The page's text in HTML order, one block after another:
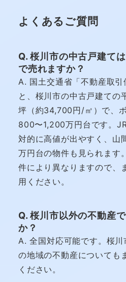
よくあるご質問
Q. 桜川市の中古戸建て
で売れますか？
A. 国土交通省「不動産取引
と、桜川市の中古戸建ての
坪（約34,700円/㎡）で、
800〜1,200万円台です。
対的に高値が出やすく、山
万円台の物件も見られます
件により異なりますので、
用ください。
Q. 桜川市以外の不動産
か？
A. 全国対応可能です。桜
の地域の不動産についても
ください。